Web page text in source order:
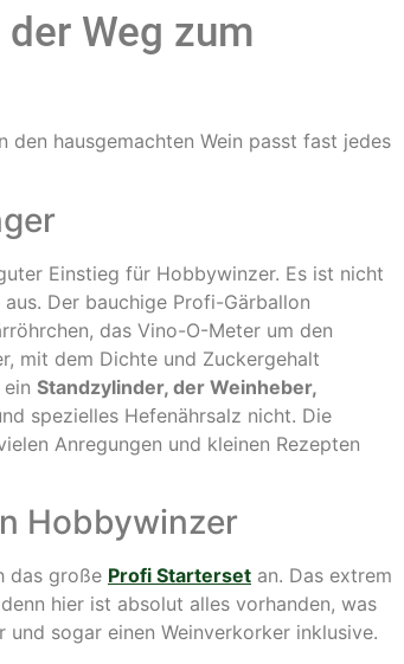
Weg zum
den hausgemachten Wein passt fast jedes
Einstieg für Hobbywinzer. Es ist nicht
Der bauchige Profi-Gärballon
das Vino-O-Meter um den
mit dem Dichte und Zuckergehalt
Standzylinder, der Weinheber,
spezielles Hefenährsalz nicht. Die
Anregungen und kleinen Rezepten
Hobbywinzer
das große Profi Starterset an. Das extrem
hier ist absolut alles vorhanden, was
sogar einen Weinverkorker inklusive.